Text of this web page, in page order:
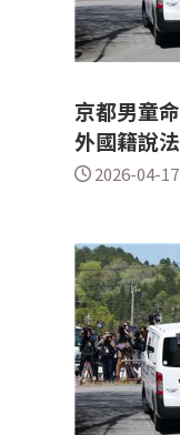
京都男童
外國籍說
2026-04-